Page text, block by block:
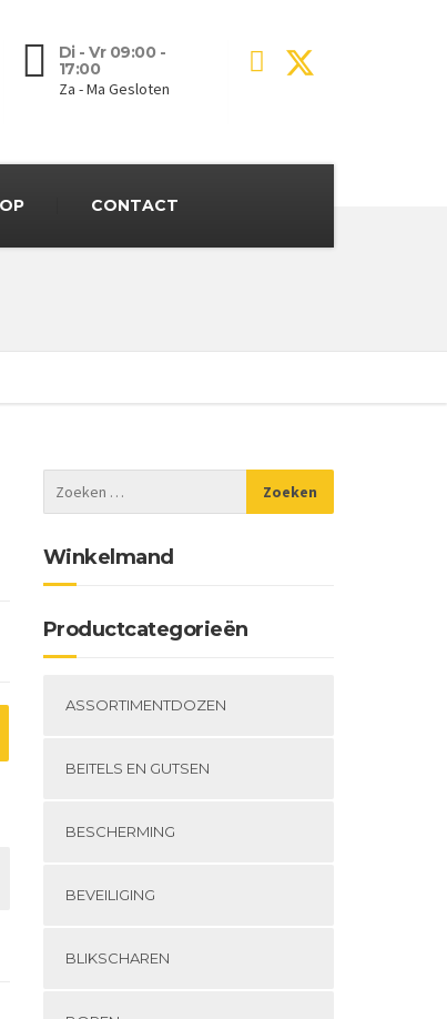
Di - Vr 09:00 -
17:00
Za - Ma Gesloten
CONTACT
Winkelmand
Productcategorieën
ASSORTIMENTDOZEN
BEITELS EN GUTSEN
BESCHERMING
BEVEILIGING
BLIKSCHAREN